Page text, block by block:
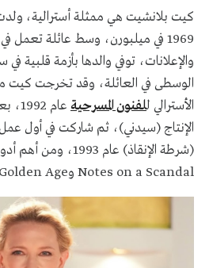
1969 في ميلبورن، وسط عائلة تعمل
والإعلانات، توفي والدها بأزمة قلبية
الوسطى في العائلة، وقد تخرجت كيت
الأسترالي للفنون المسرحية
عام
الإنتاج (سيدني)، ثم شاركت في أول
Notes on a Scandal وElizabeth: The Golden Age.